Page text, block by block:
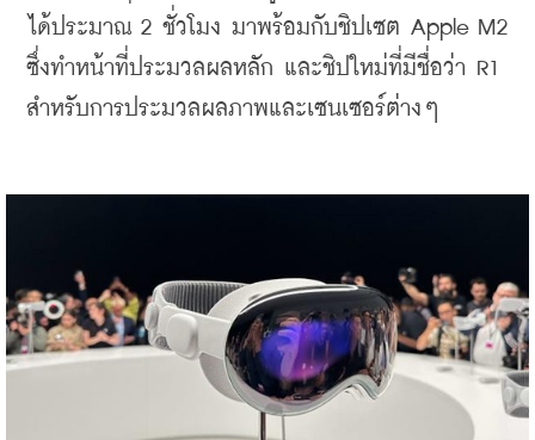
ได้ประมาณ 2 ชั่วโมง มาพร้อมกับชิปเซต Apple M2
ซึ่งทำหน้าที่ประมวลผลหลัก และชิปใหม่ที่มีชื่อว่า R1
สำหรับการประมวลผลภาพและเซนเซอร์ต่างๆ